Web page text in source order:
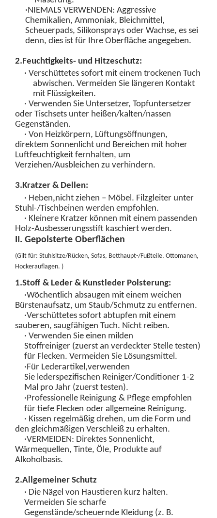
·NIEMALS VERWENDEN: Aggressive
Chemikalien, Ammoniak, Bleichmittel,
Scheuerpads, Silikonsprays oder Wachse, es sei
denn, dies ist für Ihre Oberfläche angegeben.
2.Feuchtigkeits- und Hitzeschutz:
· Verschüttetes sofortmit einem trockenen Tuch
abwischen. Vermeiden Sie längeren Kontakt
mit Flüssigkeiten.
· Verwenden Sie Untersetzer, Topfuntersetzer
oder Tischsets unter heißen/kalten/nassen
Gegenständen.
· Von Heizkörpern, Lüftungsöffnungen,
direktem Sonnenlicht und Bereichen mit hoher
Luftfeuchtigkeit fernhalten, um
Verziehen/Ausbleichen zu verhindern.
3.Kratzer & Dellen:
· Heben,nicht ziehen – Möbel. Filzgleiter unter
Stuhl-/Tischbeinen werden empfohlen.
· Kleinere Kratzer können mit einem passenden
Holz-Ausbesserungsstift kaschiert werden.
II. Gepolsterte Oberflächen
(Gilt für: Stuhlsitze/Rücken, Sofas, Betthaupt-/Fußteile, Ottomanen,
Hockerauflagen. )
1.Stoff & Leder & Kunstleder Polsterung:
·Wöchentlich absaugen mit einem weichen
Bürstenaufsatz, um Staub/Schmutz zu entfernen.
·Verschüttetes sofort abtupfen mit einem
sauberen, saugfähigen Tuch. Nicht reiben.
· Verwenden Sie einen milden
Stoffreiniger(zuerst an verdeckter Stelle testen)
für Flecken. Vermeiden Sie Lösungsmittel.
·Für Lederartikel,verwenden
Sie lederspezifischen Reiniger/Conditioner1-2
Mal pro Jahr (zuerst testen).
·Professionelle Reinigung & Pflegeempfohlen
für tiefe Flecken oder allgemeine Reinigung.
· Kissen regelmäßig drehen, um die Form und
den gleichmäßigen Verschleiß zu erhalten.
·VERMEIDEN: Direktes Sonnenlicht,
Wärmequellen, Tinte, Öle, Produkte auf
Alkoholbasis.
2.Allgemeiner Schutz
· Die Nägel von Haustieren kurz halten.
Vermeiden Sie scharfe
Gegenstände/scheuernde Kleidung (z. B.